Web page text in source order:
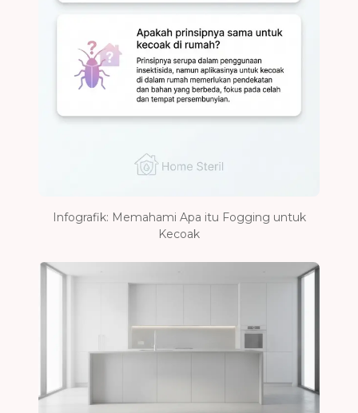
Infografik: Memahami Apa itu Fogging untuk
Kecoak